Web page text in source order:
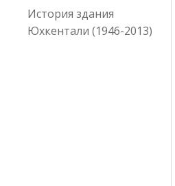
История здания
Юхкентали (1946-2013)